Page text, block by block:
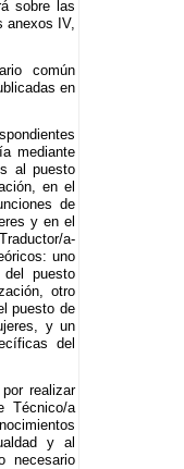
sobre las
anexos IV,
común
en
mediante
al puesto
en el
de
y en el
a-
uno
puesto
otro
puesto de
y un
del
realizar
Técnico/a
y al
necesario